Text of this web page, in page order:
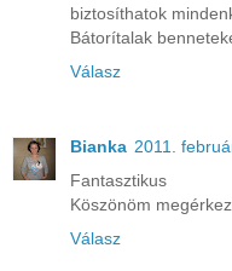
biztosíthatok
Bátorítalak
Válasz
Bianka 2011.
Fantasztikus
Köszönöm
Válasz